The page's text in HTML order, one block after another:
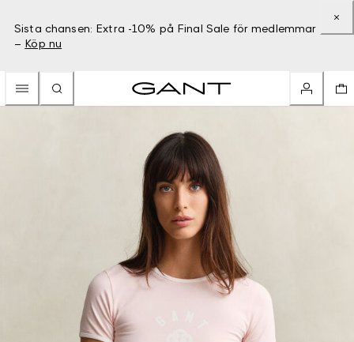
Sista chansen: Extra -10% på Final Sale för medlemmar
– Köp nu